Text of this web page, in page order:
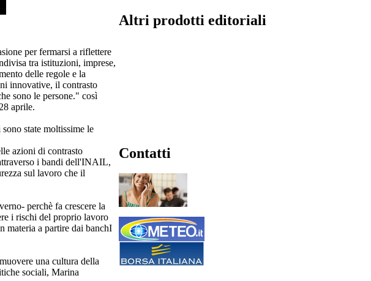
per fermarsi a riflettere
tra istituzioni, imprese,
delle regole e la
innovative, il contrasto
sono le persone." così
aprile.
state moltissime le
azioni di contrasto
i bandi dell'INAIL,
sul lavoro che il
perchè fa crescere la
i rischi del proprio lavoro
materia a partire dai banchI
una cultura della
sociali, Marina
Altri prodotti editoriali
Contatti